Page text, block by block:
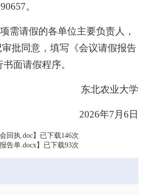
。
需请假的各单位主要负责人，
批同意，填写《会议请假报告
面请假程序。
东北农业大学
2026年7月6日
回执.doc】已下载146次
告单.docx】已下载93次